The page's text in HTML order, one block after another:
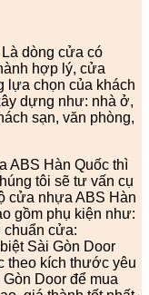
Là dòng cửa có
hợp lý, cửa
lựa chọn của khách
dựng như: nhà ở,
sạn, văn phòng,
ABS Hàn Quốc thì
tôi sẽ tư vấn cụ
cửa nhựa ABS Hàn
gồm phụ kiện như:
chuẩn cửa:
Sài Gòn Door
theo kích thước yêu
Door để mua